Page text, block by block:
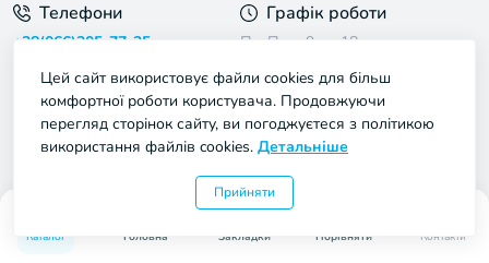
Каталог Головна Закладки
0
Порівняти Контакти
Телефони
+38(066)305-77-25
Графік роботи
Пн-Пт: з 9 до 18
Нд: з 11 до 16
Наша адреса
УкрПоштою, МістПошта, ROZETKA Delivery
E-mail
Цей сайт використовує файли cookies для більш
комфортної роботи користувача. Продовжуючи
перегляд сторінок сайту, ви погоджуєтеся з політикою
використання файлів cookies. Детальніше
Прийняти